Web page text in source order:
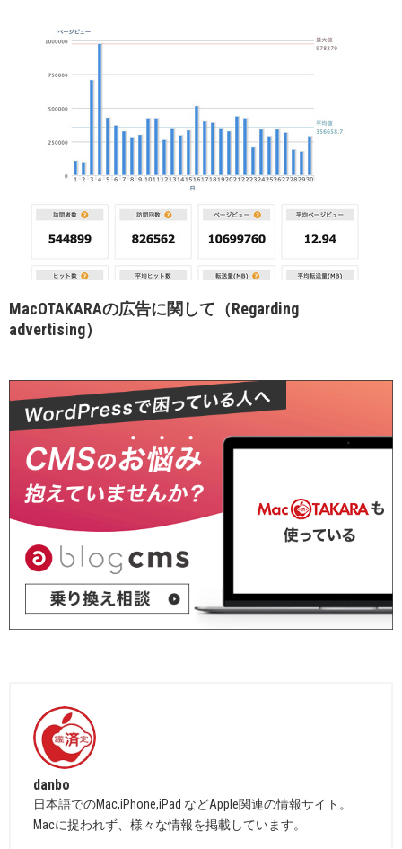
MacOTAKARAの広告に関して（Regarding
advertising）
danbo
日本語でのMac,iPhone,iPad などApple関連の情報サイト。
Macに捉われず、様々な情報を掲載しています。